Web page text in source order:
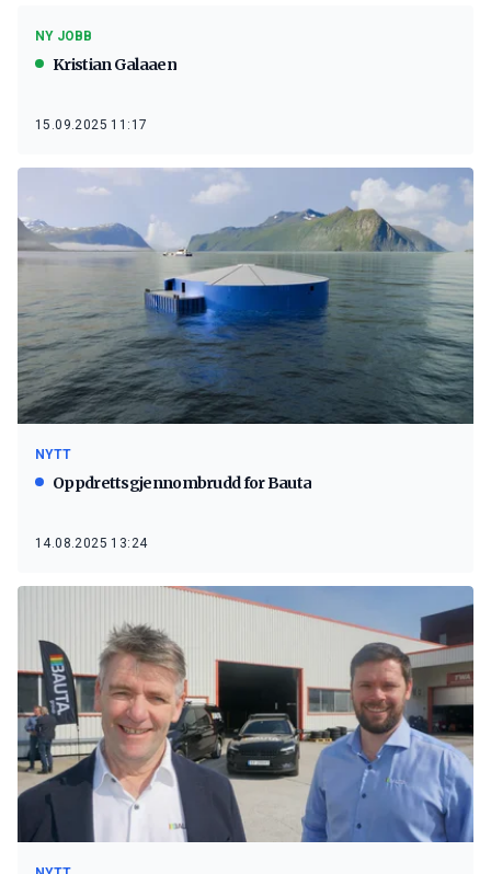
NY JOBB
Kristian Galaaen
15.09.2025 11:17
NYTT
Oppdrettsgjennombrudd for Bauta
14.08.2025 13:24